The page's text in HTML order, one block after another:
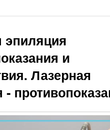
эпиляция
и
Лазерная